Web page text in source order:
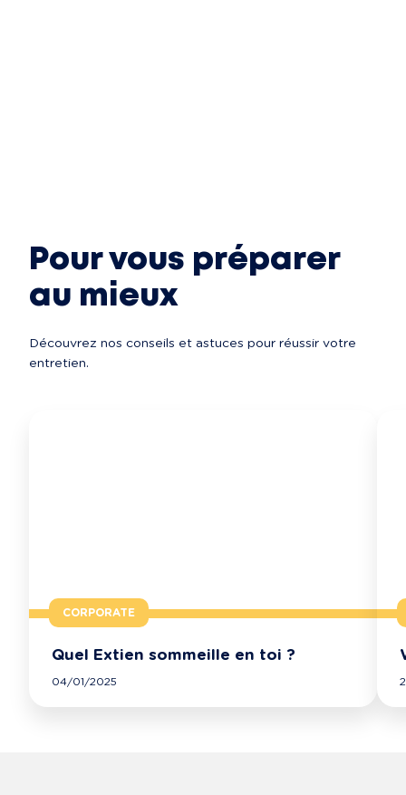
Pour vous préparer
au mieux
Découvrez nos conseils et astuces pour réussir votre
entretien.
CORPORATE
Quel Extien sommeille en toi ?
04/01/2025